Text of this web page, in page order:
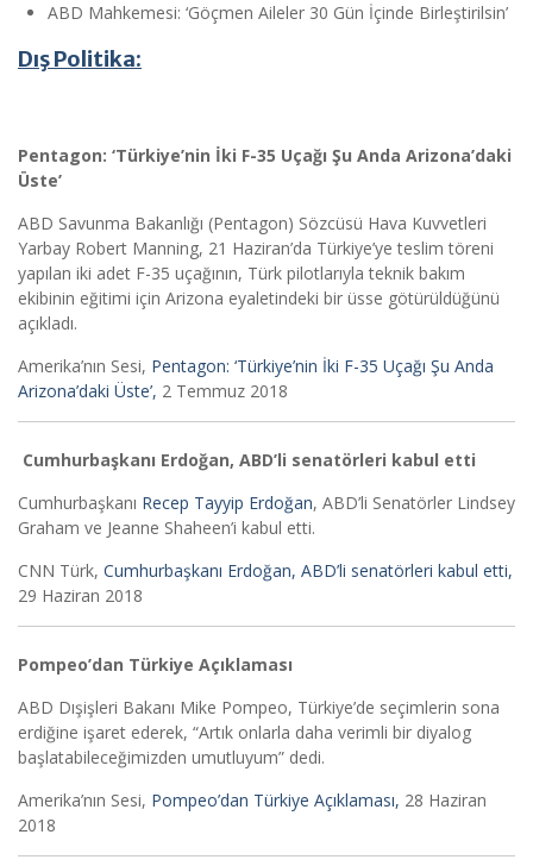
ABD Mahkemesi: ‘Göçmen Aileler 30 Gün İçinde Birleştirilsin’
Dış Politika:
Pentagon: ‘Türkiye’nin İki F-35 Uçağı Şu Anda Arizona’daki
Üste’
ABD Savunma Bakanlığı (Pentagon) Sözcüsü Hava Kuvvetleri
Yarbay Robert Manning, 21 Haziran’da Türkiye’ye teslim töreni
yapılan iki adet F-35 uçağının, Türk pilotlarıyla teknik bakım
ekibinin eğitimi için Arizona eyaletindeki bir üsse götürüldüğünü
açıkladı.
Amerika’nın Sesi, Pentagon: ‘Türkiye’nin İki F-35 Uçağı Şu Anda
Arizona’daki Üste’, 2 Temmuz 2018
Cumhurbaşkanı Erdoğan, ABD’li senatörleri kabul etti
Cumhurbaşkanı Recep Tayyip Erdoğan, ABD’li Senatörler Lindsey
Graham ve Jeanne Shaheen’i kabul etti.
CNN Türk, Cumhurbaşkanı Erdoğan, ABD’li senatörleri kabul etti,
29 Haziran 2018
Pompeo’dan Türkiye Açıklaması
ABD Dışişleri Bakanı Mike Pompeo, Türkiye’de seçimlerin sona
erdiğine işaret ederek, “Artık onlarla daha verimli bir diyalog
başlatabileceğimizden umutluyum” dedi.
Amerika’nın Sesi, Pompeo’dan Türkiye Açıklaması, 28 Haziran
2018